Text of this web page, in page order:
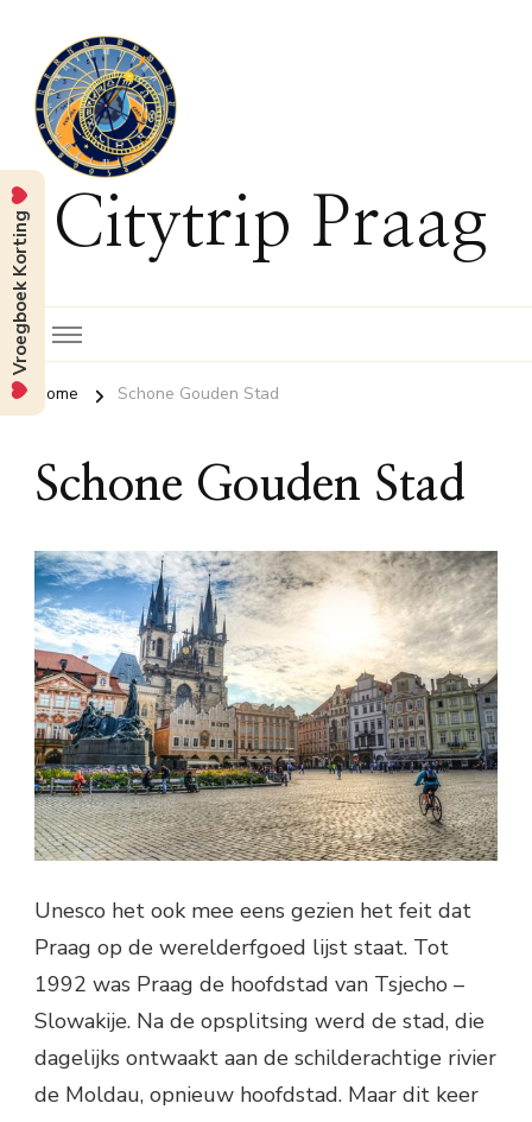
Citytrip Praag
Home Schone Gouden Stad
Schone Gouden Stad
Unesco het ook mee eens gezien het feit dat
Praag op de werelderfgoed lijst staat. Tot
1992 was Praag de hoofdstad van Tsjecho –
Slowakije. Na de opsplitsing werd de stad, die
dagelijks ontwaakt aan de schilderachtige rivier
de Moldau, opnieuw hoofdstad. Maar dit keer
Vroegboek Korting